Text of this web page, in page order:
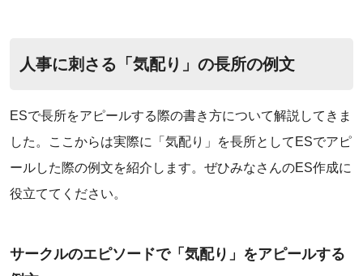
人事に刺さる「気配り」の長所の例文
ESで長所をアピールする際の書き方について解説してきま
した。ここからは実際に「気配り」を長所としてESでアピ
ールした際の例文を紹介します。ぜひみなさんのES作成に
役立ててください。
サークルのエピソードで「気配り」をアピールする